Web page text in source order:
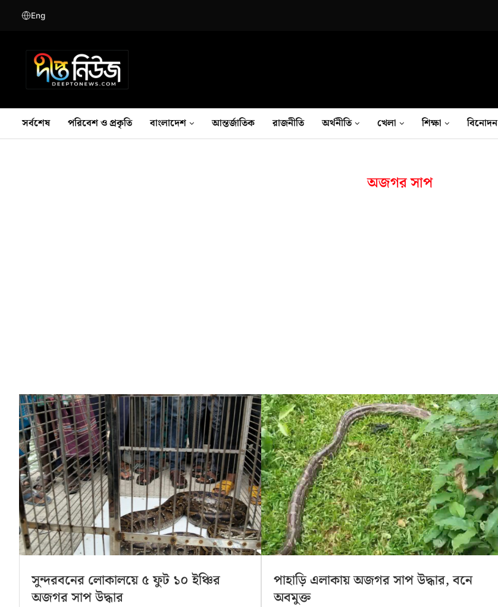
Eng
সর্বশেষ পরিবেশ ও প্রকৃতি বাংলাদেশ আন্তর্জাতিক রাজনীতি অর্থনীতি খেলা শিক্ষা বিনোদন
অজগর সাপ
সুন্দরবনের লোকালয়ে ৫ ফুট ১০ ইঞ্চির
অজগর সাপ উদ্ধার
পাহাড়ি এলাকায় অজগর সাপ উদ্ধার, বনে
অবমুক্ত